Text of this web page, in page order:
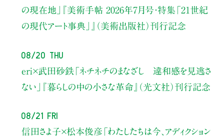
の現在地」
『美術手帖 2026年7月号・特集「21世紀
の現代アート事典」』（美術出版社）刊行記念
08/20 Thu
eri×武田砂鉄「ネチネチのまなざし 違和感を見逃さ
ない」
『暮らしの中の小さな革命』（光文社）刊行記念
08/21 Fri
信田さよ子×松本俊彦 「わたしたちは今、アディクション